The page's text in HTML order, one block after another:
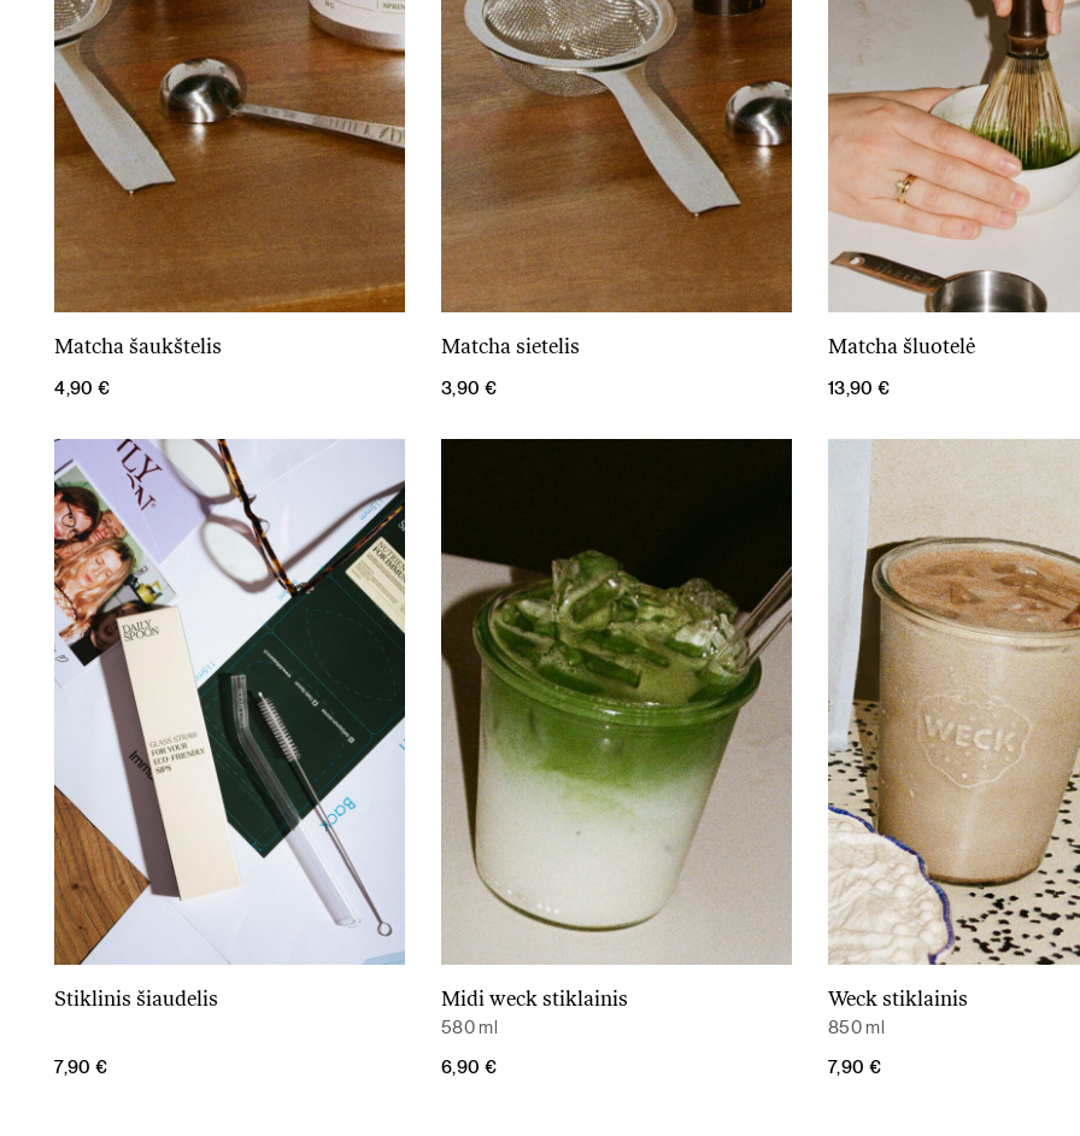
Į krepšelį
Matcha šaukštelis
4,90 €
Matcha sietelis
3,90 €
Į krepšelį
Matcha šluotelė
13,90 €
Į krepšelį
Stiklinis šiaudelis
7,90 €
Į krepšelį
Midi weck stiklainis
580 ml
6,90 €
Weck stiklainis
850 ml
7,90 €